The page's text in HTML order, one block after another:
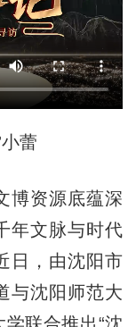
蕾
资源底蕴深
年文脉与时代
日，由沈阳市
与沈阳师范大